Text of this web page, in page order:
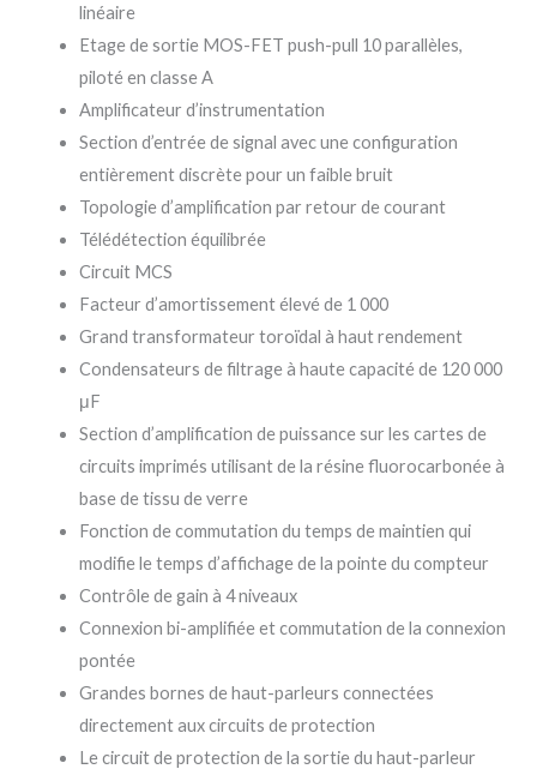
linéaire
Etage de sortie MOS-FET push-pull 10 parallèles,
piloté en classe A
Amplificateur d’instrumentation
Section d’entrée de signal avec une configuration
entièrement discrète pour un faible bruit
Topologie d’amplification par retour de courant
Télédétection équilibrée
Circuit MCS
Facteur d’amortissement élevé de 1 000
Grand transformateur toroïdal à haut rendement
Condensateurs de filtrage à haute capacité de 120 000
μF
Section d’amplification de puissance sur les cartes de
circuits imprimés utilisant de la résine fluorocarbonée à
base de tissu de verre
Fonction de commutation du temps de maintien qui
modifie le temps d’affichage de la pointe du compteur
Contrôle de gain à 4 niveaux
Connexion bi-amplifiée et commutation de la connexion
pontée
Grandes bornes de haut-parleurs connectées
directement aux circuits de protection
Le circuit de protection de la sortie du haut-parleur